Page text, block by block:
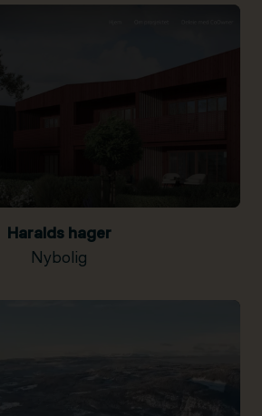
Haralds hager
Nybolig